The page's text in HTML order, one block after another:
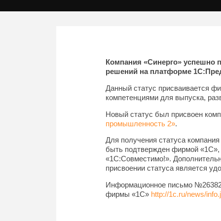
Компания «Синерго» успешно
решений на платформе
Данный статус присваивается
компетенциями для выпуска,
Новый статус был присвоен
промышленность 2».
Для получения статуса
быть подтвержден фирмой
«1С:Совместимо!».
присвоении статуса является
Информационное письмо №26382
фирмы «1С» http://1c.ru/news/